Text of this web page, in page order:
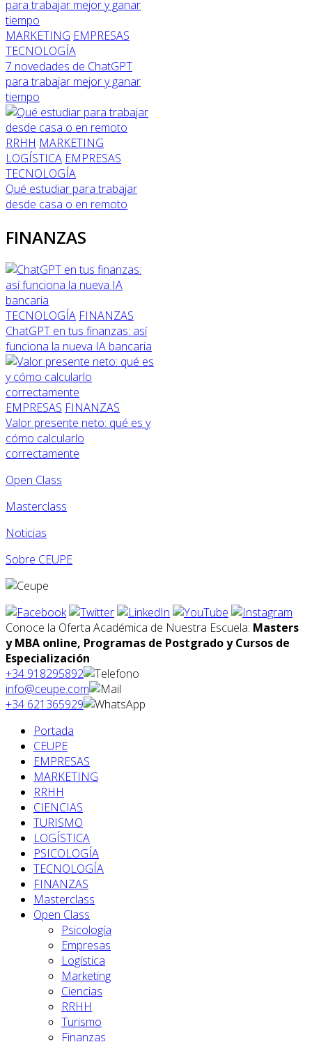
MARKETING EMPRESAS
TECNOLOGÍA
7 novedades de ChatGPT
para trabajar mejor y ganar
tiempo
RRHH MARKETING
LOGÍSTICA EMPRESAS
TECNOLOGÍA
Qué estudiar para trabajar
desde casa o en remoto
FINANZAS
TECNOLOGÍA FINANZAS
ChatGPT en tus finanzas: así
funciona la nueva IA bancaria
EMPRESAS FINANZAS
Valor presente neto: qué es y
cómo calcularlo
correctamente
Open Class
Masterclass
Noticias
Sobre CEUPE
Conoce la Oferta Académica de Nuestra Escuela: Masters
y MBA online, Programas de Postgrado y Cursos de
Especialización
+34 918295892
info@ceupe.com
+34 621365929
Portada
CEUPE
EMPRESAS
MARKETING
RRHH
CIENCIAS
TURISMO
LOGÍSTICA
PSICOLOGÍA
TECNOLOGÍA
FINANZAS
Masterclass
Open Class
Psicología
Empresas
Logística
Marketing
Ciencias
RRHH
Turismo
Finanzas